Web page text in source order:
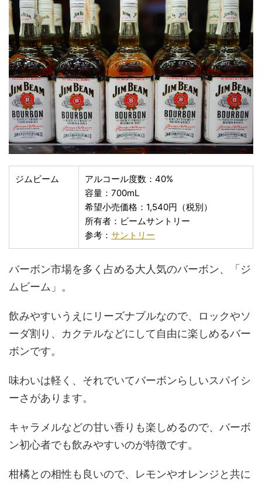
ジムビーム
アルコール度数：40%
容量：700mL
希望小売価格：1,540円（税別）
所有者：ビームサントリー
参考： サントリー
バーボン市場を多く占める大人気のバーボン、「ジ
ムビーム」。
飲みやすいうえにリーズナブルなので、ロックやソ
ーダ割り、カクテルなどにして自由に楽しめるバー
ボンです。
味わいは軽く、それでいてバーボンらしいスパイシ
ーさがあります。
キャラメルなどの甘い香りも楽しめるので、バーボ
ン初心者でも飲みやすいのが特徴です。
柑橘との相性も良いので、レモンやオレンジと共に